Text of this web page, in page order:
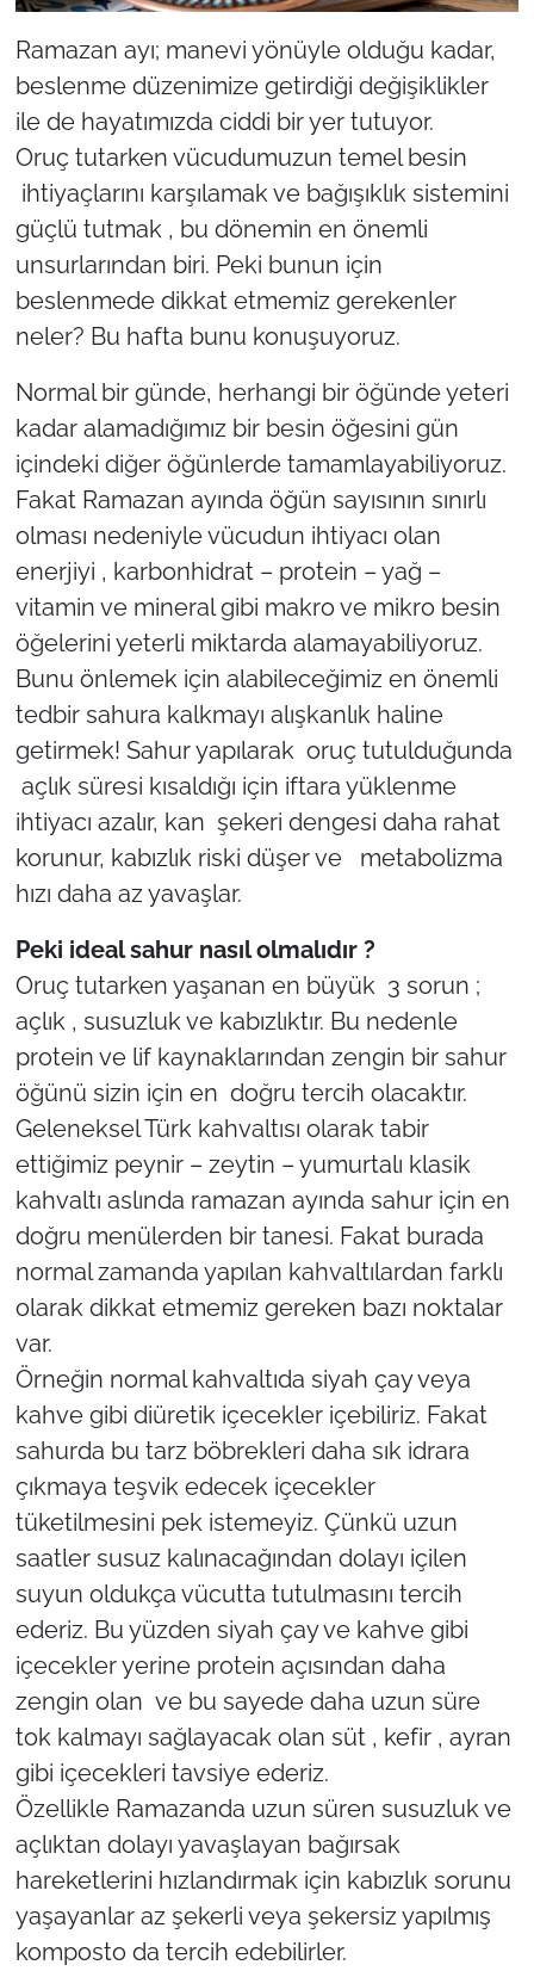
Ramazan ayı; manevi yönüyle olduğu kadar,
beslenme düzenimize getirdiği değişiklikler
ile de hayatımızda ciddi bir yer tutuyor.
Oruç tutarken vücudumuzun temel besin
ihtiyaçlarını karşılamak ve bağışıklık sistemini
güçlü tutmak , bu dönemin en önemli
unsurlarından biri. Peki bunun için
beslenmede dikkat etmemiz gerekenler
neler? Bu hafta bunu konuşuyoruz.
Normal bir günde, herhangi bir öğünde yeteri
kadar alamadığımız bir besin öğesini gün
içindeki diğer öğünlerde tamamlayabiliyoruz.
Fakat Ramazan ayında öğün sayısının sınırlı
olması nedeniyle vücudun ihtiyacı olan
enerjiyi , karbonhidrat – protein – yağ –
vitamin ve mineral gibi makro ve mikro besin
öğelerini yeterli miktarda alamayabiliyoruz.
Bunu önlemek için alabileceğimiz en önemli
tedbir sahura kalkmayı alışkanlık haline
getirmek! Sahur yapılarak oruç tutulduğunda
açlık süresi kısaldığı için iftara yüklenme
ihtiyacı azalır, kan şekeri dengesi daha rahat
korunur, kabızlık riski düşer ve metabolizma
hızı daha az yavaşlar.
Peki ideal sahur nasıl olmalıdır ?
Oruç tutarken yaşanan en büyük 3 sorun ;
açlık , susuzluk ve kabızlıktır. Bu nedenle
protein ve lif kaynaklarından zengin bir sahur
öğünü sizin için en doğru tercih olacaktır.
Geleneksel Türk kahvaltısı olarak tabir
ettiğimiz peynir – zeytin – yumurtalı klasik
kahvaltı aslında ramazan ayında sahur için en
doğru menülerden bir tanesi. Fakat burada
normal zamanda yapılan kahvaltılardan farklı
olarak dikkat etmemiz gereken bazı noktalar
var.
Örneğin normal kahvaltıda siyah çay veya
kahve gibi diüretik içecekler içebiliriz. Fakat
sahurda bu tarz böbrekleri daha sık idrara
çıkmaya teşvik edecek içecekler
tüketilmesini pek istemeyiz. Çünkü uzun
saatler susuz kalınacağından dolayı içilen
suyun oldukça vücutta tutulmasını tercih
ederiz. Bu yüzden siyah çay ve kahve gibi
içecekler yerine protein açısından daha
zengin olan ve bu sayede daha uzun süre
tok kalmayı sağlayacak olan süt , kefir , ayran
gibi içecekleri tavsiye ederiz.
Özellikle Ramazanda uzun süren susuzluk ve
açlıktan dolayı yavaşlayan bağırsak
hareketlerini hızlandırmak için kabızlık sorunu
yaşayanlar az şekerli veya şekersiz yapılmış
komposto da tercih edebilirler.
TÜRKİYE
Bölge
Güvenlik
Genel
Politika
Dış Haberler
Magazin
İş Dünyası
Bilim Teknoloji
English News
Canlı Maç
Finans
Genel-A
Gündem-Eğitim